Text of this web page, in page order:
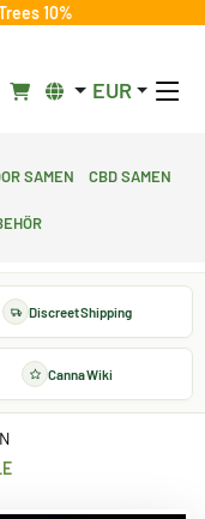
10%
EUR
Samen CBD Samen
Discreet Shipping
Canna Wiki